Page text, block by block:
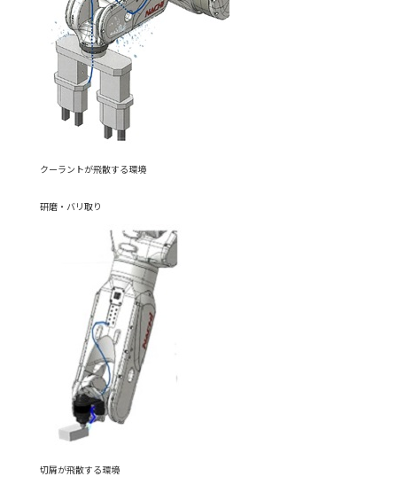
研磨・バリ取り
切屑が飛散する環境
クーラントが飛散する環境